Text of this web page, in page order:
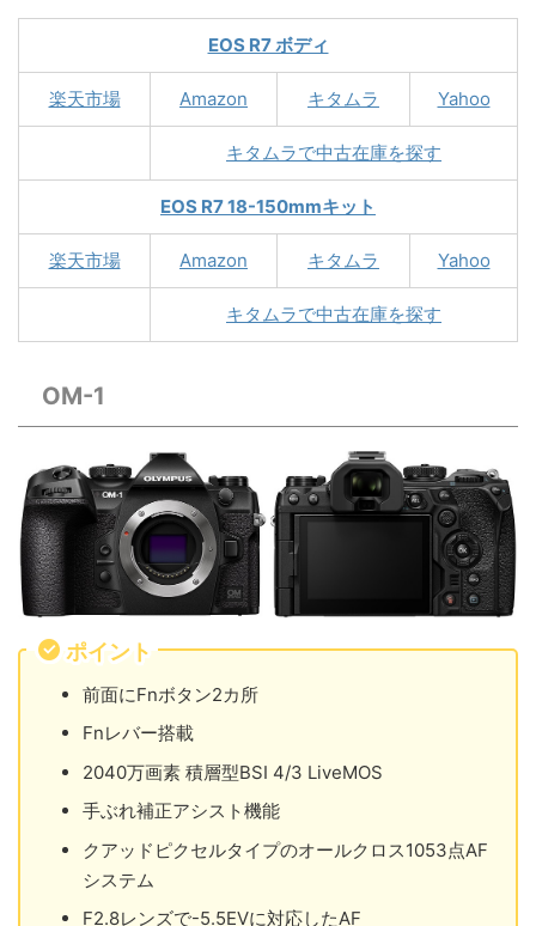
EOS R7 ボディ
楽天市場 Amazon キタムラ Yahoo
キタムラで中古在庫を探す
EOS R7 18-150mmキット
楽天市場 Amazon キタムラ Yahoo
キタムラで中古在庫を探す
OM-1
ポイント
前面にFnボタン2カ所
Fnレバー搭載
2040万画素 積層型BSI 4/3 LiveMOS
手ぶれ補正アシスト機能
クアッドピクセルタイプのオールクロス1053点AF
システム
F2.8レンズで-5.5EVに対応したAF